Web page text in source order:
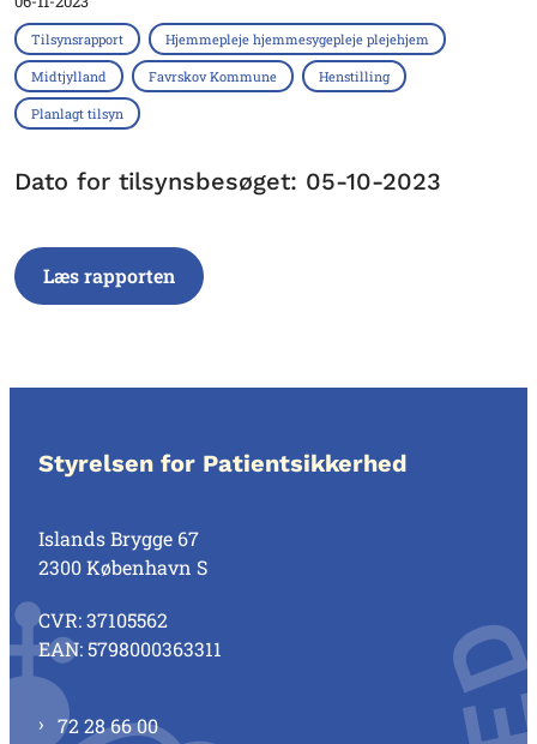
Tilsynsrapport Hjemmepleje hjemmesygepleje plejehjem
Midtjylland Favrskov Kommune Henstilling
Planlagt tilsyn
Dato for tilsynsbesøget: 05-10-2023
Læs rapporten
Styrelsen for Patientsikkerhed
Islands Brygge 67
2300 København S
CVR: 37105562
EAN: 5798000363311
72 28 66 00